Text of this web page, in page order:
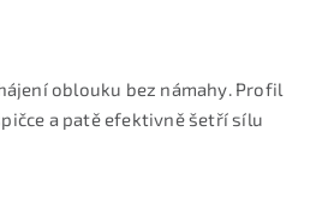
oblouku bez námahy. Profil
a patě efektivně šetří sílu